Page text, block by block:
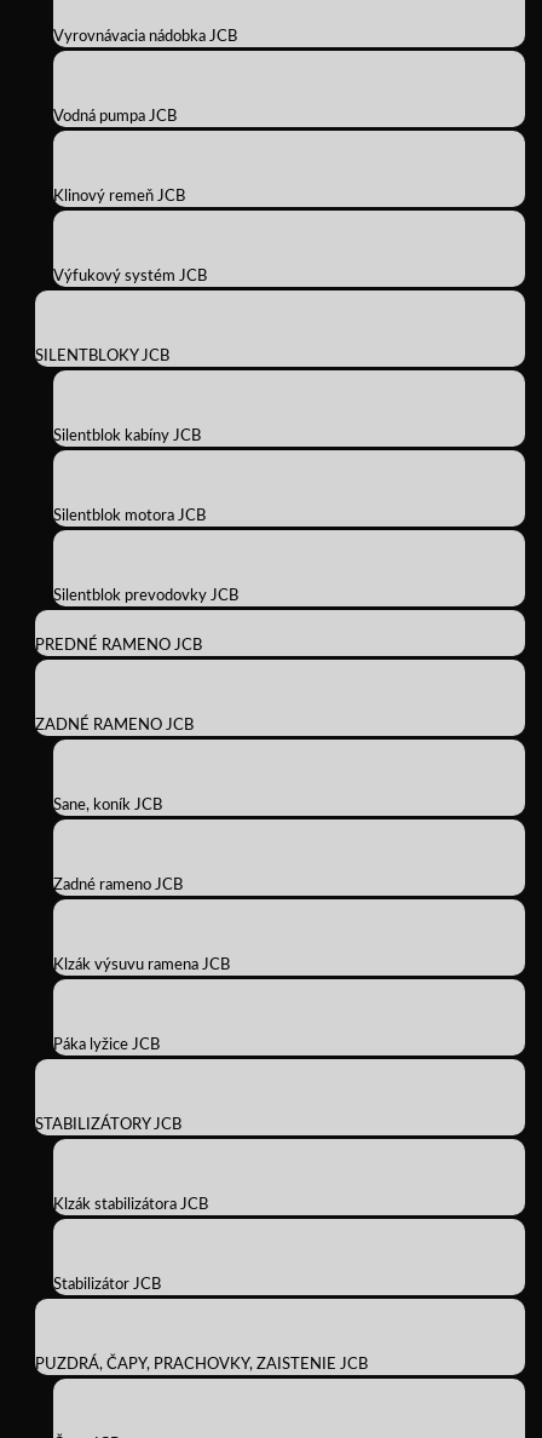
Vyrovnávacia nádobka JCB
Vodná pumpa JCB
Klinový remeň JCB
Výfukový systém JCB
SILENTBLOKY JCB
Silentblok kabíny JCB
Silentblok motora JCB
Silentblok prevodovky JCB
PREDNÉ RAMENO JCB
ZADNÉ RAMENO JCB
Sane, koník JCB
Zadné rameno JCB
Klzák výsuvu ramena JCB
Páka lyžice JCB
STABILIZÁTORY JCB
Klzák stabilizátora JCB
Stabilizátor JCB
PUZDRÁ, ČAPY, PRACHOVKY, ZAISTENIE JCB